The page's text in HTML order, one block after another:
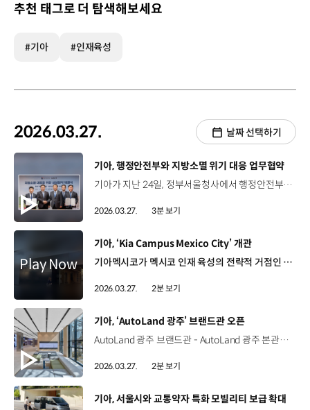
추천 태그로 더 탐색해보세요
#기아 #인재육성
2026.03.27. 날짜 선택하기
[동영상]
기아, 행정안전부와 지방소멸 위기 대응 업무협약
기아가 지난 24일, 정부서울청사에서 행정안전부와 ‘지방소멸 대응을 위한 상생 업무협약’을 체결했습니다. 이에 따라 양측은 소멸위기지역 고령층을 대상으로 PBV를 활용한 신선식품 무료배송 서비스를 론칭하고, 소멸위기지역의 신선식품 접근성 개선에 나섭니다. 최준영 사장 / 기아 대표이사당사의 목적 기반 맞춤형 차량인 PBV를 활용을 해서 사회 문제 해결에 기여하게 되어서 저희 기아 역시 대단히 영광스럽게 생각합니다. 금일 행정안전부와의 업무협약 체결은 민관이 힘을 합쳐 실질적인 사회 문제 해결을 시작하는 첫 걸음이라는 데 큰 의의가 있다고 생각합니다. 윤호중 장관 / 행정안전부지방소멸은 단순히 지역의 문제가 아니라 국가의 지속가능성을 좌우하는 중대한 과제입니다. 정부만으로는 해결할 수 없는 이 문제에 기업이 적극적으로 참여와 협력을 더해 주신 점에 감사드리면서 이번 협약을 통해 어디에 살든 기본이 보장되는 나라를 현장에서 구현해 나가겠다는 말씀을 드립니다. 서비스 운영을 위해 기아는 이동형 냉장고와 냉동고를 탑재한 ‘PV5 카고’ 모델을 투입하고, 지역 식료품점과의 공급 계약을 통해 신선식품의 조달을 원활히 할 예정입니다. 이덕현 상무 / 기아 지속가능경영실65세 이상 고령층이 전화로 필요한 신선식품을 주문하시면 일반 시중가보다 저렴한 가격으로 식품을 조달·공급할 계획입니다. 행정안전부는 지방정부와 협력해 차량 기지, 충전소 등의 신선식품 배송 기반 조성과 배송 사업을 실행할 사회 연대 경제 조직의 육성을 담당합니다. 이번 사업은 올해 2분기 중 경북 의성군에서 시작해 연내 1개 지자체를 추가 선정하고 점차 확대해 나가는데요. 기아는 소멸위기지역 고령층의 정주(定住) 여건을 개선하고 지방소멸 문제 해소에 기여하는 등 기업의 사회적 책임을 다할 예정입니다.
2026.03.27. 3분 보기
[동영상]
기아, ‘Kia Campus Mexico City’ 개관
기아멕시코가 멕시코 인재 육성의 전략적 거점인 '기아 캠퍼스 멕시코시티'를 공식 개관하며 교육 서비스 혁신에 나섰습니다. 지난 19일 열린 개관식에는 기아 멕시코 법인 및 멕시코시티 관계자 등 100여 명이 참석했습니다. 김영삼 상무 / 기아 멕시코 법인장‘기아 캠퍼스 멕시코시티’는 앞으로 수년간 우리의 성공을 이끌어갈 탄탄한 기반을 만들어가고 있습니다. 감사합니다.‘KIA campus CDMX’ It is building unshakable foundation of excellence that will drive our success for years to come. Thank you very much. muchas gracias. 멕시코시티 중심부에 위치한 총 3,800m² 규모의 신규 교육센터는 실제 딜러십의 비즈니스 환경을 그대로 재현한 다양한 영업 교육 공간과 함께 정비 및 판금·도장 서비스 실습 공간, 엔진·변속기 부분 수리를 위한 실습장과 같은 기술 교육 공간 등이 구축됐습니다. ‘기아 캠퍼스 멕시코시티’는 교육 역량을 기존 교육장 대비 36% 확대하는데요. 올 한 해 동안 4,600명을 대상으로, 총 18만 시간의 교육을 진행하게 됩니다. 이 밖에도 기아멕시코는 올해 말까지 판매·서비스 거점을 현재 123개에서 131개까지 확대해 전반적인 고객 경험 강화를 추진하는 한편 ‘기아 캠퍼스 멕시코시티’의 인재 육성 모델을 멕시코 주요 지역으로 넓혀나갈 계획입니다.
2026.03.27. 2분 보기
[동영상]
기아, ‘AutoLand 광주’ 브랜드관 오픈
AutoLand 광주 브랜드관 - AutoLand 광주 본관동 1층 베스트 셀링카부터 EV까지 기아의 대표 생산 거점 ‘AutoLand 광주’ ‘오토랜드 광명’, ‘오토랜드 화성’에 이은 세 번째 고객 체험형 브랜드관 개관 기아의 브랜드 철학과 AutoLand 광주를 소개하는 ‘Auditorium’ 전동화 기술이 이끄는 일상의 변화를 만나는 ‘EV to Life’ 헤드램프의 빛으로 구현한 기아 브랜드의 진보 과정 ‘The Light of Origins’ ADAS, AI 어시스턴트 등 첨단 기술을 체험할 수 있는 'EV 익스피리언스 존’ 기아와 타이거즈가 함께한 영광의 순간을 담은 ‘Kia Tigers’ ‘셀토스’, ‘EV5’ 등 오토랜드 광주 대표 차종의 ‘생산 라인 투어’ 진행 기아의 차별화된 생산 기술 비전 및 브랜드 스토리를 직접 체험하는 시간 “차별화된 경험으로 고객에게 브랜드 철학을 전합니다”
2026.03.27. 2분 보기
[동영상]
기아, 서울시와 교통약자 특화 모빌리티 보급 확대